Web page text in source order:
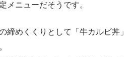
メニューだそうです。
締めくくりとして「牛カルビ丼」